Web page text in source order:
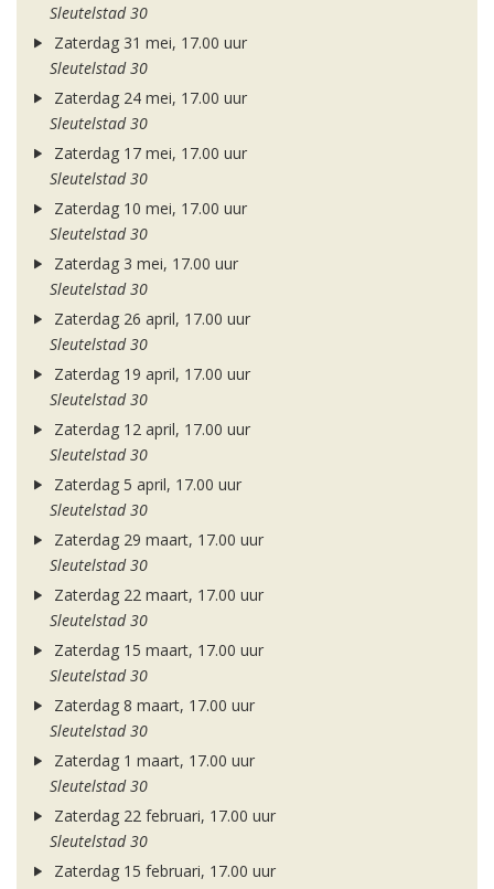
Sleutelstad 30
Zaterdag 31 mei, 17.00 uur
Sleutelstad 30
Zaterdag 24 mei, 17.00 uur
Sleutelstad 30
Zaterdag 17 mei, 17.00 uur
Sleutelstad 30
Zaterdag 10 mei, 17.00 uur
Sleutelstad 30
Zaterdag 3 mei, 17.00 uur
Sleutelstad 30
Zaterdag 26 april, 17.00 uur
Sleutelstad 30
Zaterdag 19 april, 17.00 uur
Sleutelstad 30
Zaterdag 12 april, 17.00 uur
Sleutelstad 30
Zaterdag 5 april, 17.00 uur
Sleutelstad 30
Zaterdag 29 maart, 17.00 uur
Sleutelstad 30
Zaterdag 22 maart, 17.00 uur
Sleutelstad 30
Zaterdag 15 maart, 17.00 uur
Sleutelstad 30
Zaterdag 8 maart, 17.00 uur
Sleutelstad 30
Zaterdag 1 maart, 17.00 uur
Sleutelstad 30
Zaterdag 22 februari, 17.00 uur
Sleutelstad 30
Zaterdag 15 februari, 17.00 uur